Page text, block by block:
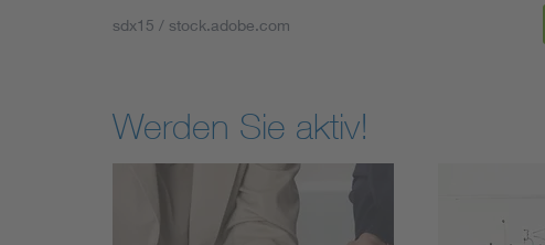
sdx15 / stock.adobe.com
Werden Sie aktiv!